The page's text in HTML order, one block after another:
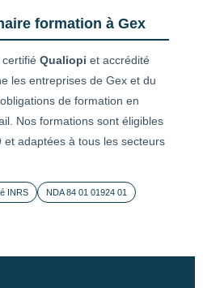
formation à Gex
Qualiopi et accrédité
les entreprises de Gex et du
de formation en
Nos formations sont éligibles
et adaptées à tous les secteurs
INRS NDA 84 01 01924 01